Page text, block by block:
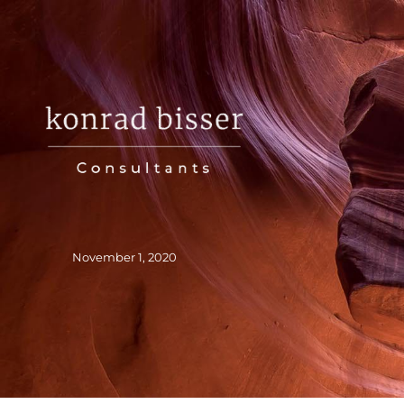
konrad
Strategie- Und
November 1, 2020